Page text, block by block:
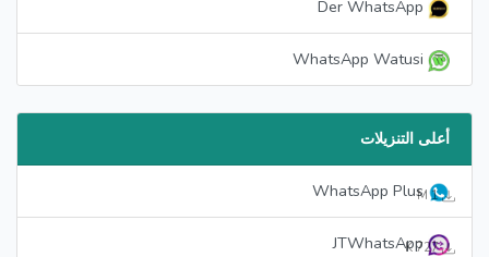
أعلى التنزيلات
WhatsApp Plus 1 M
JTWhatsApp 727 K